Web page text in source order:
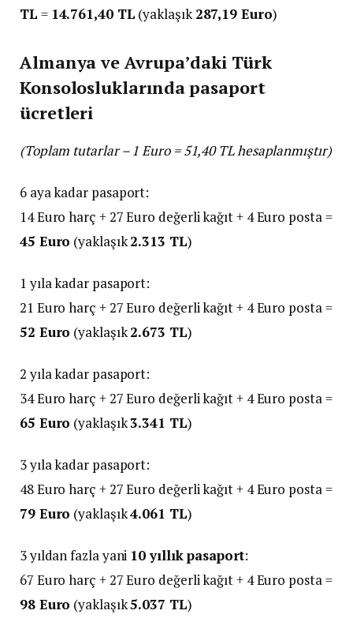
TL = 14.761,40 TL (yaklaşık287,19 Euro)
Almanya ve Avrupa’daki Türk
Konsolosluklarında pasaport
ücretleri
(Toplam tutarlar – 1 Euro = 51,40 TL hesaplanmıştır)
6 aya kadar pasaport:
14 Euro harç + 27 Euro değerli kağıt + 4 Euro posta =
45 Euro (yaklaşık2.313 TL)
1 yıla kadar pasaport:
21 Euro harç + 27 Euro değerli kağıt + 4 Euro posta =
52 Euro (yaklaşık2.673 TL)
2 yıla kadar pasaport:
34 Euro harç + 27 Euro değerli kağıt + 4 Euro posta =
65 Euro (yaklaşık3.341 TL)
3 yıla kadar pasaport:
48 Euro harç + 27 Euro değerli kağıt + 4 Euro posta =
79 Euro (yaklaşık4.061 TL)
3 yıldan fazla yani 10 yıllık pasaport:
67 Euro harç + 27 Euro değerli kağıt + 4 Euro posta =
98 Euro (yaklaşık5.037 TL)